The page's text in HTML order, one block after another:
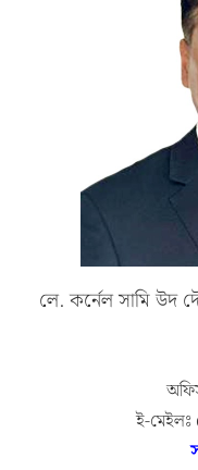
লে. কর্নেল সামি উদ
ই-